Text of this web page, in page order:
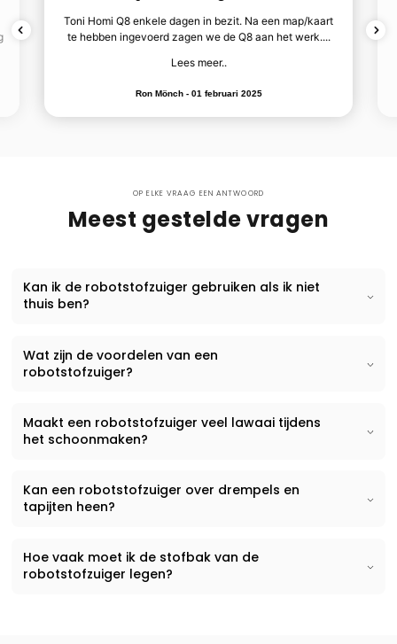
Toni Homi Q8 enkele dagen in bezit. Na een map/kaart
te hebben ingevoerd zagen we de Q8 aan het werk....
Lees meer..
Ron Mönch - 01 februari 2025
OP ELKE VRAAG EEN ANTWOORD
Meest gestelde vragen
Kan ik de robotstofzuiger gebruiken als ik niet
thuis ben?
Wat zijn de voordelen van een
robotstofzuiger?
Maakt een robotstofzuiger veel lawaai tijdens
het schoonmaken?
Kan een robotstofzuiger over drempels en
tapijten heen?
Hoe vaak moet ik de stofbak van de
robotstofzuiger legen?